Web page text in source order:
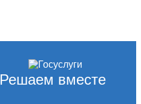
Решаем вместе